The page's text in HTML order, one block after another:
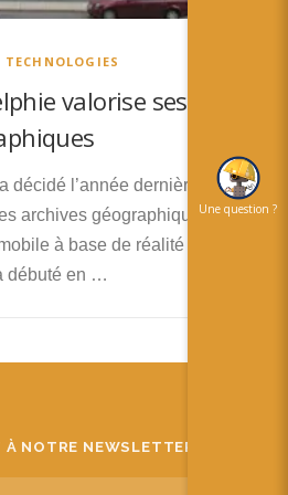
valorise ses
décidé l’année dernière de
archives géographiques en
à base de réalité
débuté en …
NOTRE NEWSLETTER
Une question ?